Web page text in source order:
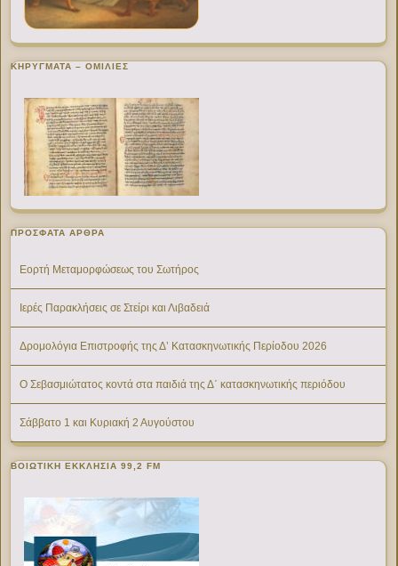
ΚΗΡΥΓΜΑΤΑ – ΟΜΙΛΙΕΣ
ΠΡΌΣΦΑΤΑ ΆΡΘΡΑ
Εορτή Μεταμορφώσεως του Σωτήρος
Ιερές Παρακλήσεις σε Στείρι και Λιβαδειά
Δρομολόγια Επιστροφής της Δ’ Κατασκηνωτικής Περίοδου 2026
Ο Σεβασμιώτατος κοντά στα παιδιά της Δ΄ κατασκηνωτικής περιόδου
Σάββατο 1 και Κυριακή 2 Αυγούστου
ΒΟΙΩΤΙΚΉ ΕΚΚΛΗΣΊΑ 99,2 FM